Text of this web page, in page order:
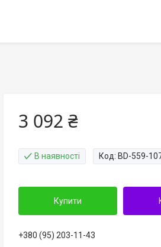
3 092 ₴
В наявності Код: BD-559-
Купити
+380 (95) 203-11-43